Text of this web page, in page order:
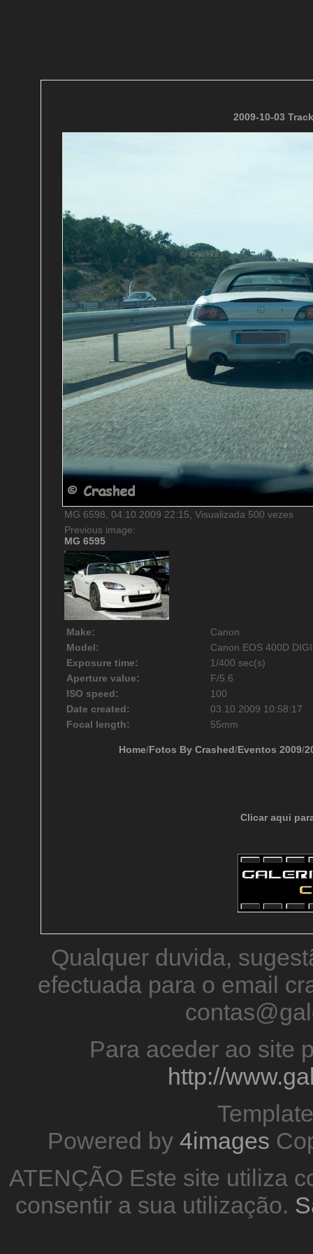
2009-10-03
MG 6598, 04.10.2009 22:15, Visualizada 500 vezes
Previous image:
MG 6595
Make:
Canon
Model:
Canon EOS 400D
Exposure time:
1/400 sec(s)
Aperture value:
F/5.6
ISO speed:
100
Date created:
03.10.2009 10:58:17
Focal length:
55mm
Home/Fotos By Crashed/Eventos 2009/
Clicar aqui
Qualquer duvida,
efectuada para o email
Para aceder ao site
http://
Powered by 4images
ATENÇÃO Este site utiliza
consentir a sua utilização.